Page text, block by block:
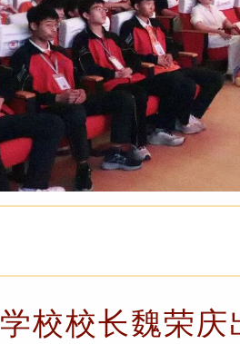
学校校长魏荣